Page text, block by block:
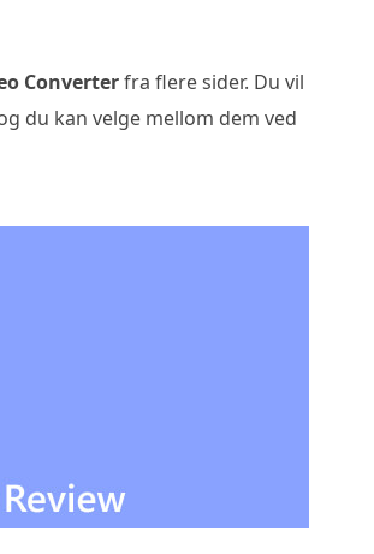
Converterfra flere sider. Du vil
du kan velge mellom dem ved